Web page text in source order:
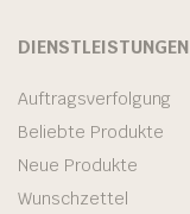
DIENSTLEISTUNGEN
Auftragsverfolgung
Beliebte Produkte
Neue Produkte
Wunschzettel